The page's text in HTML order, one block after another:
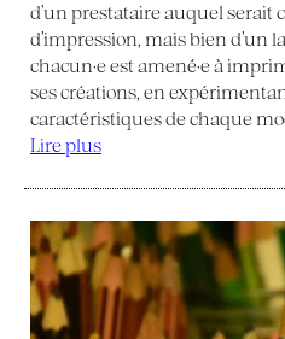
le safe pact
d’un prestataire auquel serait
d’impression, mais bien d’un
chacun·e est amené·e à
ses créations, en
caractéristiques de chaque
Lire plus